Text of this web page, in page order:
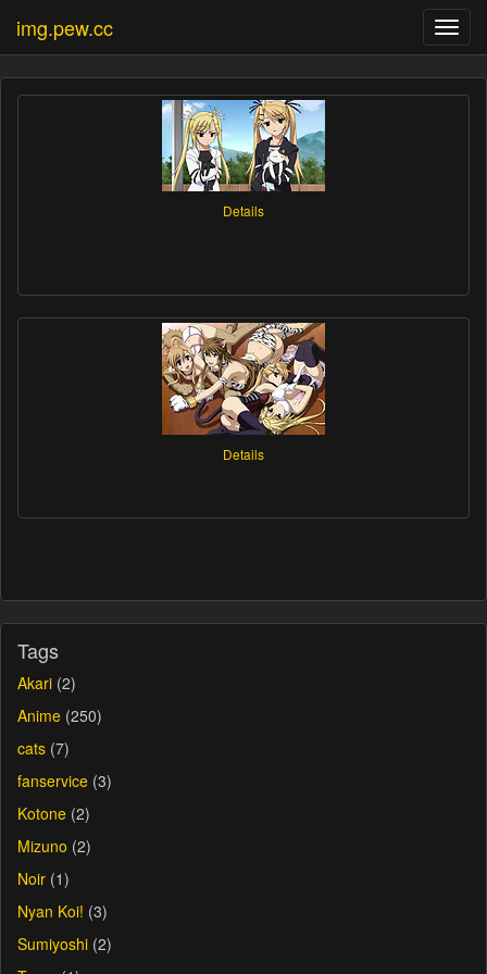
img.pew.cc
Details
Details
Tags
Akari (2)
Anime (250)
cats (7)
fanservice (3)
Kotone (2)
Mizuno (2)
Noir (1)
Nyan Koi! (3)
Sumiyoshi (2)